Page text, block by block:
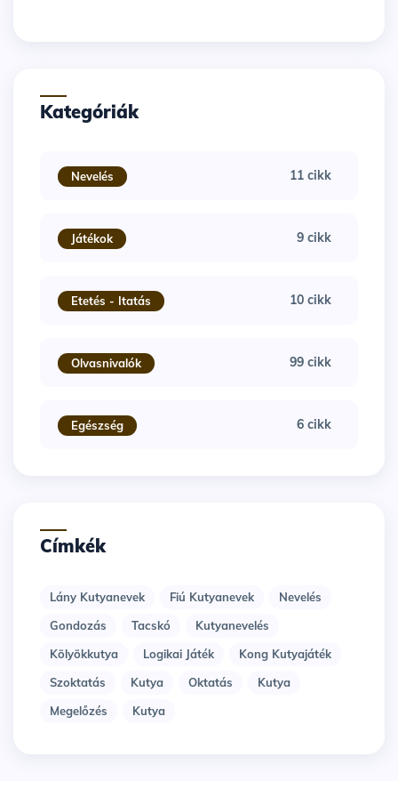
Kategóriák
Nevelés 11 cikk
Játékok 9 cikk
Etetés - Itatás 10 cikk
Olvasnivalók 99 cikk
Egészség 6 cikk
Címkék
Lány Kutyanevek Fiú Kutyanevek
Nevelés
Gondozás
Tacskó
Kutyanevelés
Kölyökkutya
Logikai Játék
Kong Kutyajáték
Szoktatás
Kutya Oktatás
Kutya
Megelőzés
Kutya